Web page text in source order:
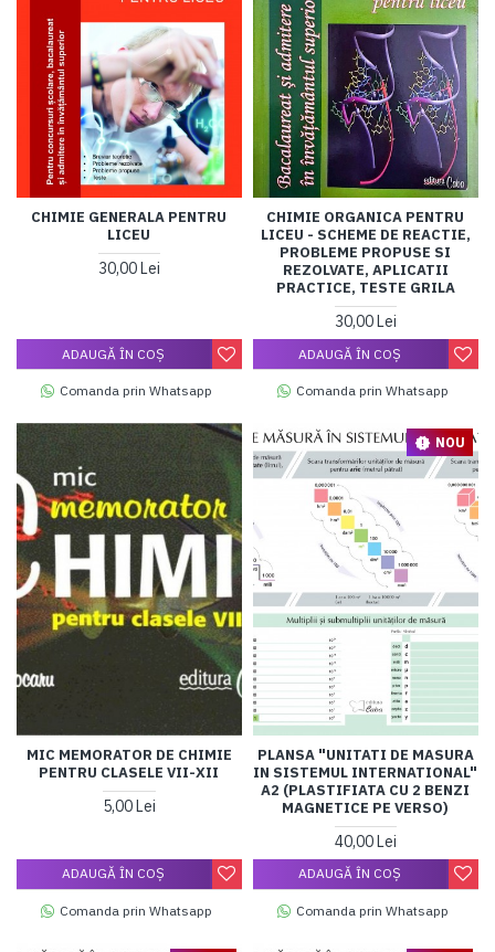
CHIMIE GENERALA PENTRU
LICEU
30,00 Lei
ADAUGĂ ÎN COŞ
Comanda prin Whatsapp
CHIMIE ORGANICA PENTRU
LICEU - SCHEME DE REACTIE,
PROBLEME PROPUSE SI
REZOLVATE, APLICATII
PRACTICE, TESTE GRILA
30,00 Lei
ADAUGĂ ÎN COŞ
Comanda prin Whatsapp
MIC MEMORATOR DE CHIMIE
PENTRU CLASELE VII-XII
5,00 Lei
ADAUGĂ ÎN COŞ
Comanda prin Whatsapp
NOU
PLANSA "UNITATI DE MASURA
IN SISTEMUL INTERNATIONAL"
A2 (PLASTIFIATA CU 2 BENZI
MAGNETICE PE VERSO)
40,00 Lei
ADAUGĂ ÎN COŞ
Comanda prin Whatsapp